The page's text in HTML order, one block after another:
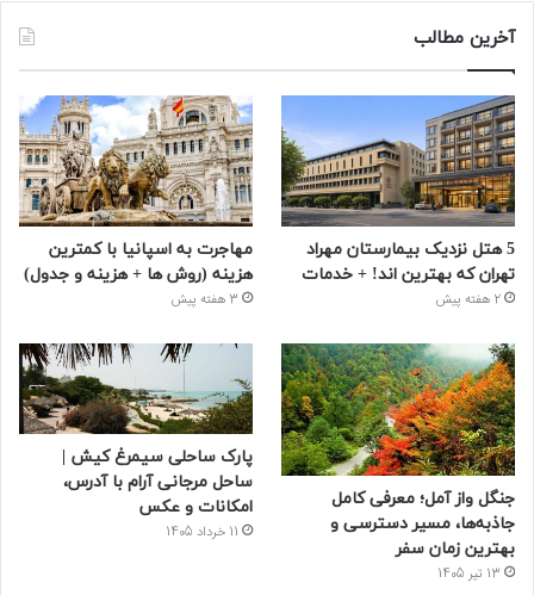
آخرین مطالب
5 هتل نزدیک بیمارستان مهراد
تهران که بهترین‌ اند! + خدمات
2 هفته پیش
مهاجرت به اسپانیا با کمترین
هزینه (روش ها + هزینه و جدول)
3 هفته پیش
جنگل واز آمل؛ معرفی کامل
جاذبه‌ها، مسیر دسترسی و
بهترین زمان سفر
13 تیر 1405
پارک ساحلی سیمرغ کیش |
ساحل مرجانی آرام با آدرس،
امکانات و عکس
11 خرداد 1405